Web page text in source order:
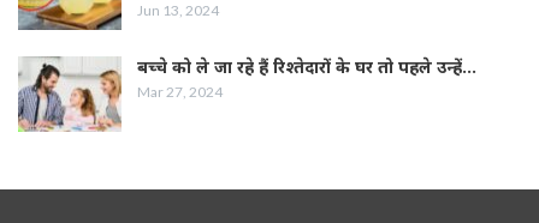
Jun 13, 2024
बच्चे को ले जा रहे हैं रिश्तेदारों के घर तो पहले उन्हें…
Mar 27, 2024